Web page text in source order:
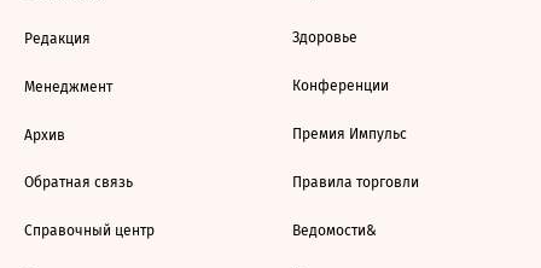
Редакция
Менеджмент
Архив
Обратная связь
Справочный центр
Здоровье
Конференции
Премия Импульс
Правила торговли
Ведомости&